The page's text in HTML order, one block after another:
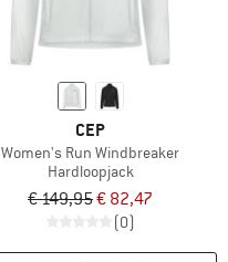
CEP
Women's Run Windbreaker
Hardloopjack
€ 149,95€ 82,47
(0)